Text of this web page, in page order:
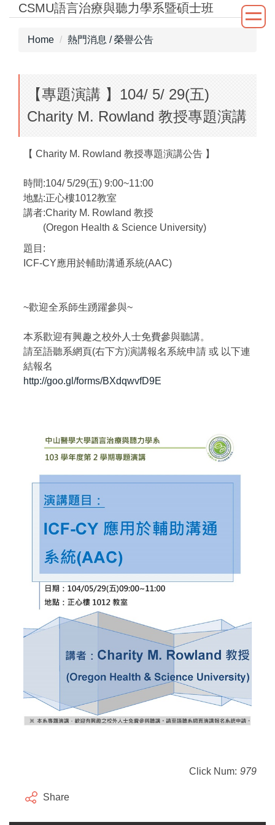
JumpCSMU語言治療與聽力學系暨碩士班
Home 熱門消息 / 榮譽公告
【專題演講 】104/ 5/ 29(五)
Charity M. Rowland 教授專題演講
【 Charity M. Rowland 教授專題演講公告 】
時間:104/ 5/29(五) 9:00~11:00
地點:正心樓1012教室
講者:Charity M. Rowland 教授
(Oregon Health & Science University)
題目:
ICF-CY應用於輔助溝通系統(AAC)
~歡迎全系師生踴躍參與~
本系歡迎有興趣之校外人士免費參與聽講。
請至語聽系網頁(右下方)演講報名系統申請 或 以下連
結報名
http://goo.gl/forms/BXdqwvfD9E
Click Num: 979
Share